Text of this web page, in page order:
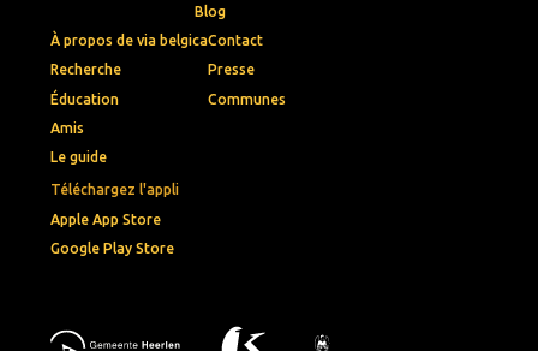
Téléchargez l'appli
Apple App Store
Google Play Store
Blog
À propos de via belgica
Recherche
Éducation
Amis
Le guide
Contact
Presse
Communes